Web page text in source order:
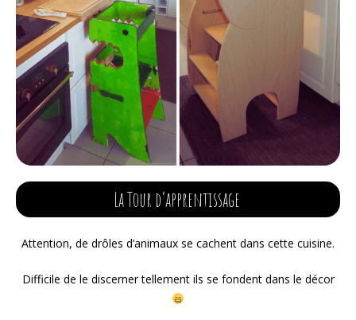
La Tour d’apprentissage
Attention, de drôles d’animaux se cachent dans cette cuisine.
Difficile de le discerner tellement ils se fondent dans le décor